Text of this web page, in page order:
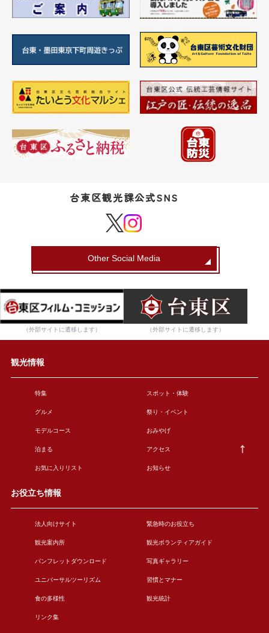
台東区観光課公式SNS
Other Social Media
（外部サイトに遷移します） （外部サイトに遷移します）
観光情報
特集 スポット・体験
グルメ 祭り・イベント
モデルコース おみやげ
泊まる アクセス
お気に入りリスト お知らせ
お役立ち情報
法人向けサイト 緊急時のお役立ち
観光案内所 観光ボランティアガイド
パンフレットダウンロード 写真ギャラリー
ユニバーサルツーリズム 習慣とマナー
食の多様性 観光統計
リンク集